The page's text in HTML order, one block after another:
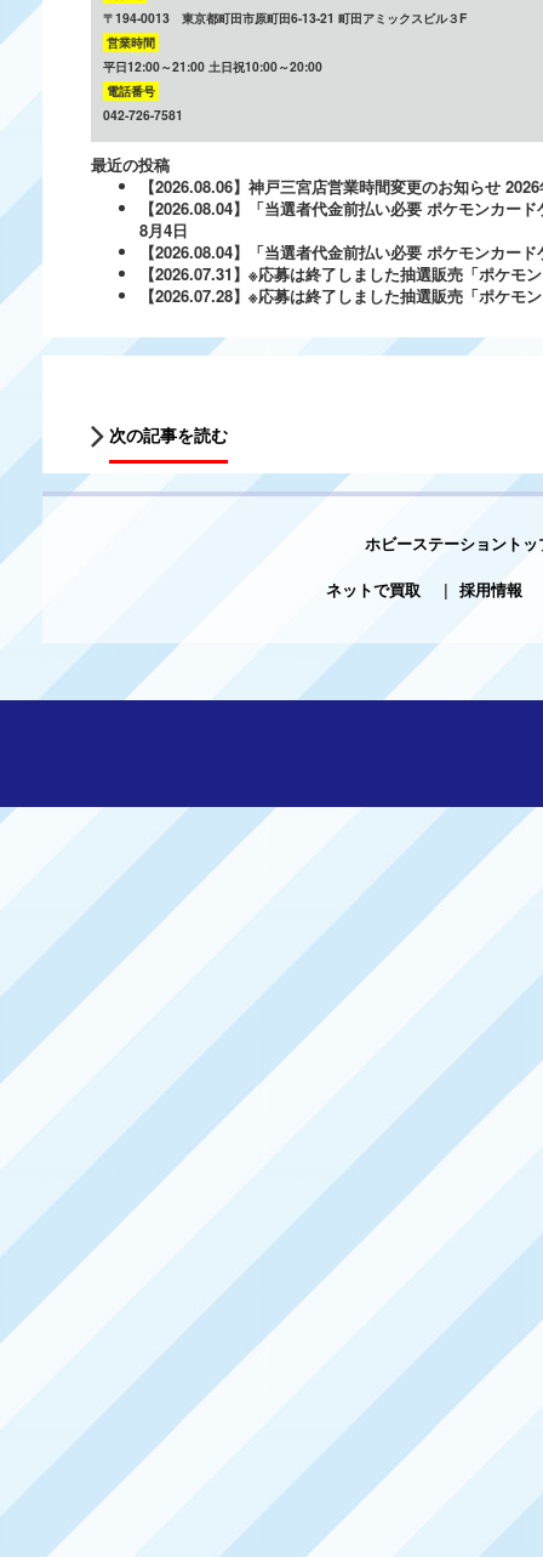
〒194-0013 東京都町田市原町田6-13-21 町田アミックスビル３F
営業時間
平日12:00～21:00 土日祝10:00～20:00
電話番号
042-726-7581
最近の投稿
【2026.08.06】神戸三宮店営業時間変更のお知らせ
【2026.08.04】「当選者代金前払い必要 ポケモンカー
8月4日
【2026.08.04】「当選者代金前払い必要 ポケモンカー
【2026.07.31】※応募は終了しました抽選販売「ポケ
【2026.07.28】※応募は終了しました抽選販売「ポケ
次の記事を読む
ホビーステーショントッ
ネットで買取
| 採用情報